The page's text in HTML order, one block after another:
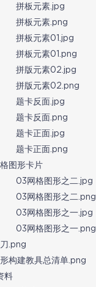
拼板元素.jpg
拼板元素.png
拼板元素01.jpg
拼板元素01.png
拼版元素02.jpg
拼版元素02.png
题卡反面.jpg
题卡反面.png
题卡正面.jpg
题卡正面.png
图形卡片
03网格图形之二.jpg
03网格图形之二.png
03网格图形之一.jpg
03网格图形之一.png
.png
构建教具总清单.png
料